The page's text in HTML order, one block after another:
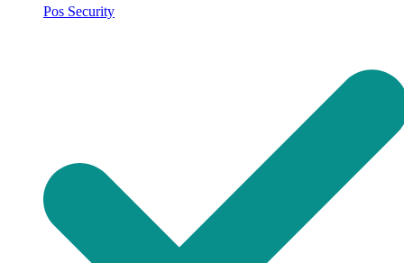
Pos Security